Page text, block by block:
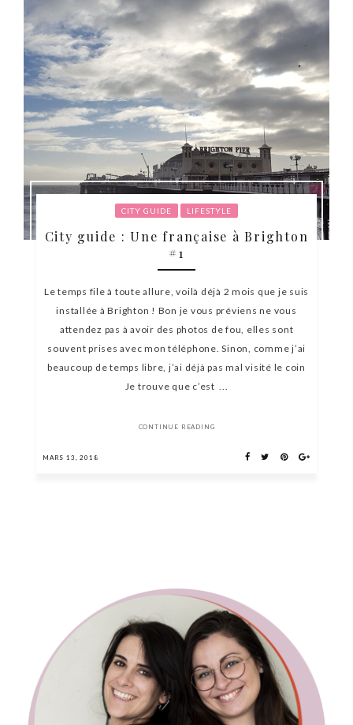
CITY GUIDE LIFESTYLE
City guide : Une française à Brighton
#1
Le temps file à toute allure, voilà déjà 2 mois que je suis
installée à Brighton ! Bon je vous préviens ne vous
attendez pas à avoir des photos de fou, elles sont
souvent prises avec mon téléphone. Sinon, comme j’ai
beaucoup de temps libre, j’ai déjà pas mal visité le coin
Je trouve que c’est ...
CONTINUE READING
MARS 13, 2018